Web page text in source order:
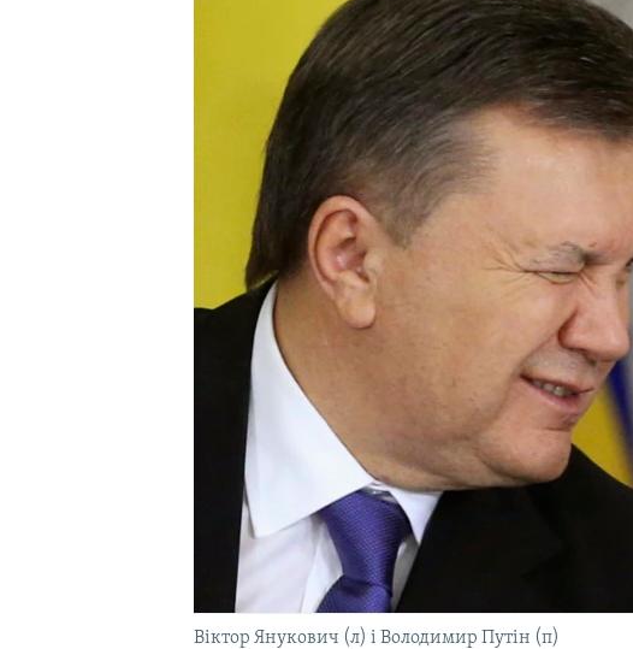
Віктор Янукович (л) і Володимир Путін (п)